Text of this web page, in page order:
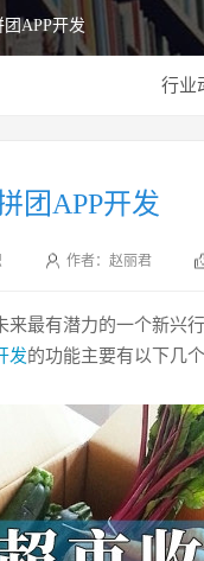
APP开发
行业
团APP开发
作者：赵丽君
最有潜力的一个新兴
发的功能主要有以下几个